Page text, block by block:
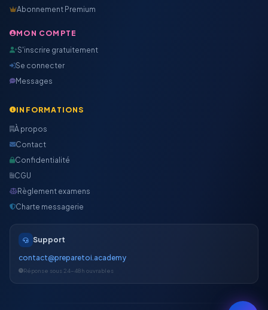
Abonnement Premium
MON COMPTE
S'inscrire gratuitement
Se connecter
Messages
INFORMATIONS
À propos
Contact
Confidentialité
CGU
Règlement examens
Charte messagerie
Support
contact@preparetoi.academy
Réponse sous 24-48h ouvrables